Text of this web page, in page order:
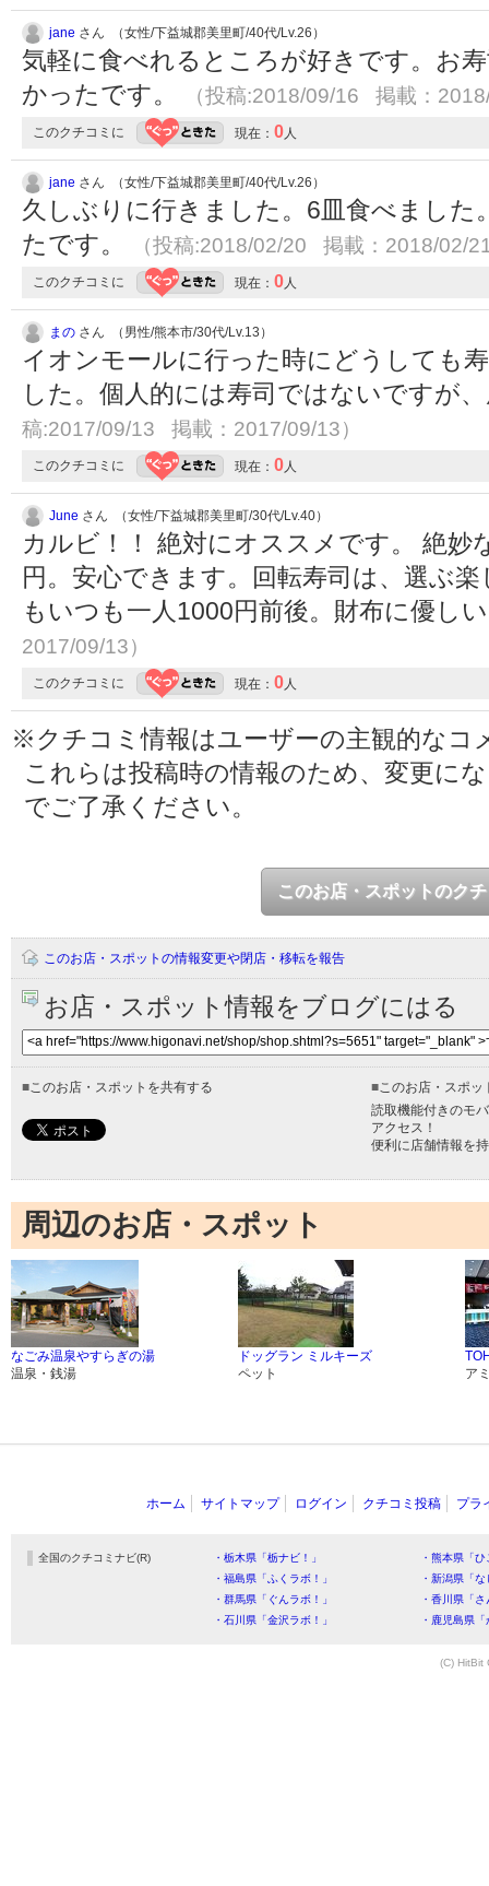
jane さん （女性/下益城郡美里町/40代/Lv.26）
気軽に食べれるところが好きです。お
かったです。
（投稿:2018/09/16 掲載：
このクチコミに 現在： 0 人
jane さん （女性/下益城郡美里町/40代/Lv.26）
久しぶりに行きました。6皿食べました
たです。
（投稿:2018/02/20 掲載：2018/02/
このクチコミに 現在： 0 人
まの さん （男性/熊本市/30代/Lv.13）
イオンモールに行った時にどうしても
した。個人的には寿司ではないですが
稿:2017/09/13 掲載：2017/09/13）
このクチコミに 現在： 0 人
June さん （女性/下益城郡美里町/30代/Lv.40）
カルビ！！ 絶対にオススメです。 絶妙
円。安心できます。回転寿司は、選ぶ
もいつも一人1000円前後。財布に優し
2017/09/13）
このクチコミに 現在： 0 人
※クチコミ情報はユーザーの主観的なコ
これらは投稿時の情報のため、変更に
でご了承ください。
このお店・スポットのク
このお店・スポットの情報変更や閉店・移転を報告
お店・スポット情報をブログにはる
■ このお店・スポットを共有する ■ このお店・スポ
読取機能付きのモ
アクセス！
便利に店舗情報を
周辺のお店・スポット
なごみ温泉やすらぎの湯
温泉・銭湯
ドッグラン ミルキーズ
ペット
ア
ホーム サイトマップ ログイン クチコミ投稿 プラ
全国のクチコミナビ(R) ・栃木県「栃ナビ！」
・熊本県「
・福島県「ふくラボ！」
・新潟県「
・群馬県「ぐんラボ！」
・香川県「
・石川県「金沢ラボ！」
・鹿児島県
(C) HitBit